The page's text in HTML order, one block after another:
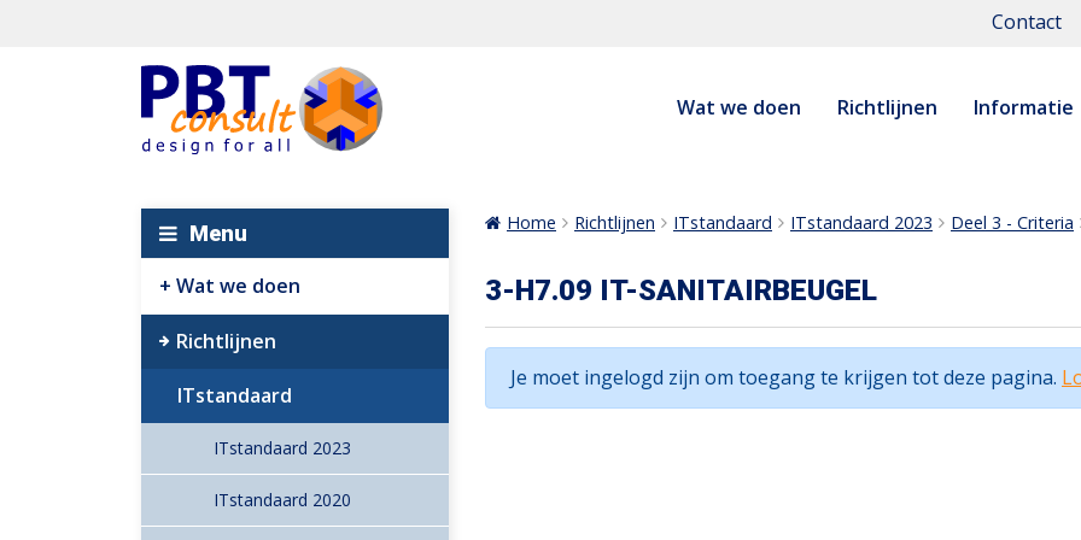
Contact
Wat we doen Richtlijnen Informatie
Menu
Wat we doen
Richtlijnen
ITstandaard
ITstandaard 2023
ITstandaard 2020
Home Richtlijnen ITstandaard ITstandaard 2023 Deel 3 - Criteria
3-H7.09 IT-SANITAIRBEUGEL
Je moet ingelogd zijn om toegang te krijgen tot deze pagina.